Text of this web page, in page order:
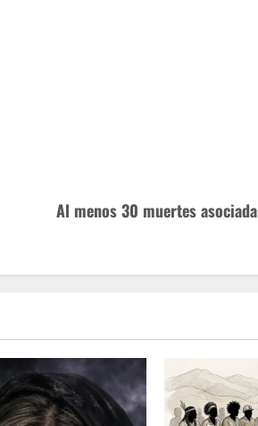
Al menos 30 muertes